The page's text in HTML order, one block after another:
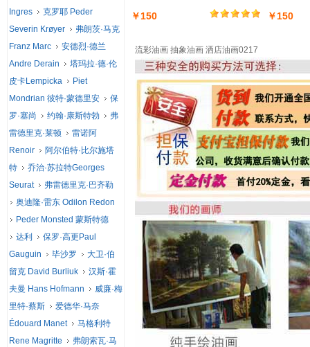
￥150 ￥150
流彩油画 抽象油画 洒店油画0217
Ingres
克罗耶 Peder
Severin Krøyer
弗朗茨·马克
Franz Marc
安德烈·德兰
Andre Derain
塔玛拉·德·伦
皮卡Lempicka
Piet
Mondrian 彼特·蒙德里安
保
罗·塞尚
约翰·康斯特勃
弗
雷德里克·莱顿
雷诺阿
Renoir
阿尔伯特·比尔施塔
特
乔治·苏拉特Georges
Seurat
弗雷德里克·巴齐勒
奥迪隆·雷东 Odilon Redon
Peder Monsted 蒙斯特德
达利
保罗·高更Paul
Gauguin
毕沙罗
大卫·伯
留克 David Burliuk
汉斯·霍
夫曼 Hans Hofmann
威廉·梅
里特·蔡斯
爱德华·马奈
Édouard Manet
马格利特
Rene Magritte
弗朗索瓦·马